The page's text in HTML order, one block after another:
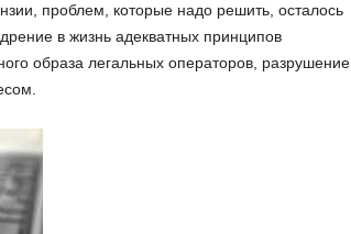
проблем, которые надо решить, осталось
в жизнь адекватных принципов
образа легальных операторов, разрушение